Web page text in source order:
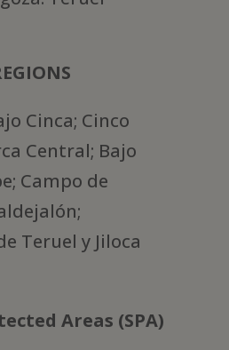
Cinca; Cinco
Central; Bajo
Campo de
Teruel y Jiloca
Areas (SPA)